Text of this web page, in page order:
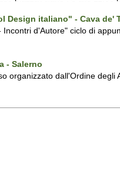
Design italiano" - Cava de'
d'Autore" ciclo di
- Salerno
organizzato dall'Ordine